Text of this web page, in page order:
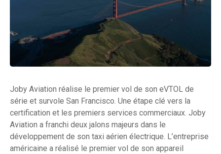
Joby Aviation réalise le premier vol de son eVTOL de
série et survole San Francisco. Une étape clé vers la
certification et les premiers services commerciaux. Joby
Aviation a franchi deux jalons majeurs dans le
développement de son taxi aérien électrique. L’entreprise
américaine a réalisé le premier vol de son appareil